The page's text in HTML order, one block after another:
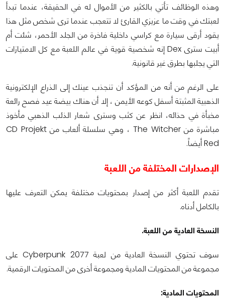
وهذه الوظائف تأتي بالكثير من الأموال له في الحقيقة، عندما تبدأ
لعبتك في وقت ما عزيزي القارئ لا تتعجب عندما ترى شخص مثل هذا
يقود أرقى سيارة مع كراسي داخلية فاخرة من الجلد الأحمر، شئت أم
أبيت سترى Dex إنه شخصية قوية في عالم اللعبة مع كل الامتيازات
التي يجلبها بطرق غير قانونية.
على الرغم من أنه من المؤكد أن تنجذب عينك إلى الذراع الإلكترونية
الذهبية المثبتة أسفل كوعه الأيمن ، إلا أن هناك بيضة عيد فصح رائعة
مخبأة في حذائه، انظر عن كثب وسترى شعار الذئب الذهبي مأخوذ
مباشرة من The Witcher ، وهي سلسلة ألعاب من CD Projekt
Red أيضاً.
الإصدارات المختلفة من اللعبة
تقدم اللعبة أكثر من إصدار بمحتويات مختلفة يمكن التعرف عليها
بالكامل أدناه.
النسخة العادية من اللعبة.
سوف تحتوي النسخة العادية من لعبة Cyberpunk 2077 على
مجموعة من المحتويات المادية ومجموعة أخرى من المحتويات الرقمية.
المحتويات المادية: